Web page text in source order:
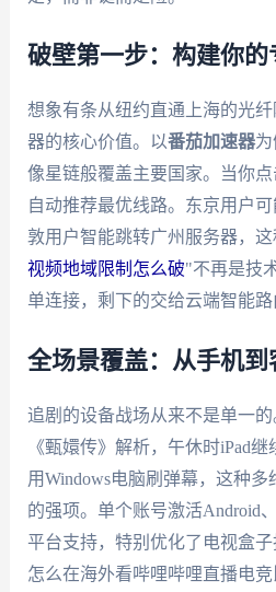
破壁第一步：构建你的
想象有条从纽约直通上海的光
器的核心价值。以番茄加速器为
像星链般覆盖主要国家。当你
自动推荐最优线路。东京用户
敦用户智能跳转广州服务器，
视频地域限制怎么破"不再是技
单连接，剩下的交给云端智能路
全场景覆盖：从手机
追剧的设备战场从来不是单一
《甄嬛传》解析，午休时iPad
用Windows电脑刷弹幕，这种多
的强项。单个账号激活Android
平台支持，特别优化了电视盒
怎么在海外看哔哩哔哩直播电